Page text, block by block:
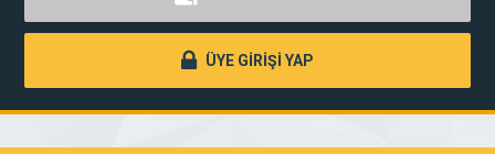
ÜYE GİRİŞİ YAP